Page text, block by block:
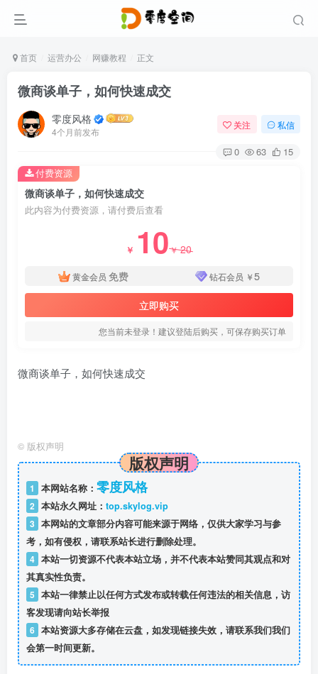
首页 运营办公 网赚教程 正文
微商谈单子，如何快速成交
零度风格
4个月前发布
关注 私信
0 63 15
微商谈单子，如何快速成交
此内容为付费资源，请付费后查看
￥ 10￥20
黄金会员 免费 钻石会员 ￥5
立即购买
您当前未登录！建议登陆后购买，可保存购买订单
付费资源
微商谈单子，如何快速成交
© 版权声明
版权声明
1 本网站名称： 零度风格
2 本站永久网址： top.skylog.vip
3 本网站的文章部分内容可能来源于网络，仅供大家学习与参
考，如有侵权，请联系站长进行删除处理。
4 本站一切资源不代表本站立场，并不代表本站赞同其观点和对
其真实性负责。
5 本站一律禁止以任何方式发布或转载任何违法的相关信息，访
客发现请向站长举报
6 本站资源大多存储在云盘，如发现链接失效，请联系我们我们
会第一时间更新。